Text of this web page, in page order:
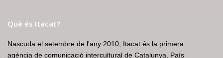
Què és Itacat?
Nascuda el setembre de l'any 2010, Itacat és la primera
agència de comunicació intercultural de Catalunya, País